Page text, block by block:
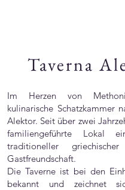
Taverna
Im Herzen von
kulinarische Schatzkammer
Alektor. Seit über zwei
familiengeführte Lokal
traditioneller
Gastfreundschaft.
Die Taverne ist bei den
bekannt und zeichnet